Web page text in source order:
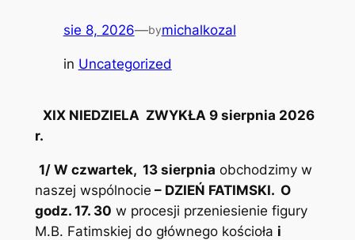
sie 8, 2026—bymichalkozal
in Uncategorized
XIX NIEDZIELA ZWYKŁA 9 sierpnia 2026
r.
1/ W czwartek, 13 sierpnia obchodzimy w
naszej wspólnocie – DZIEŃ FATIMSKI. O
godz. 17. 30 w procesji przeniesienie figury
M.B. Fatimskiej do głównego kościoła i